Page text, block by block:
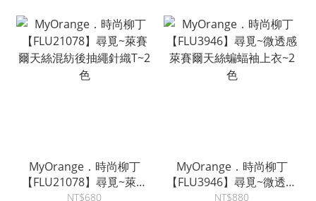
MyOrange．時尚柳丁
【FLU21078】尋覓~萊賽
爾天絲混紡後抽繩針織T~2
NT$680
MyOrange．時尚柳丁
【FLU3946】尋覓~微透感
萊賽爾天絲蝙蝠袖上衣~2
NT$880